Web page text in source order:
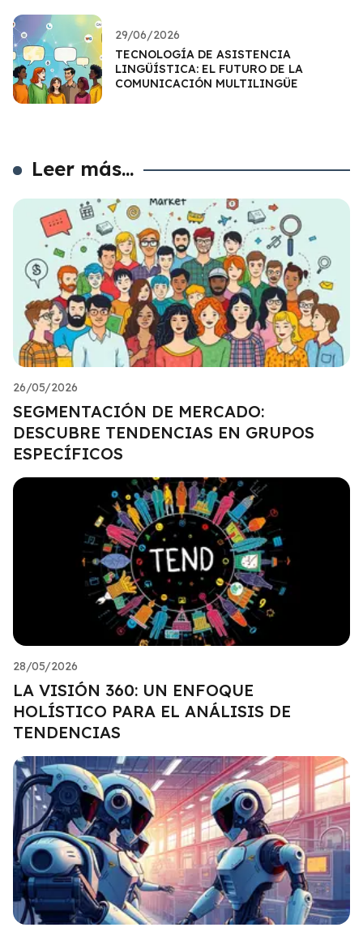
29/06/2026
TECNOLOGÍA DE ASISTENCIA
LINGÜÍSTICA: EL FUTURO DE LA
COMUNICACIÓN MULTILINGÜE
Leer más...
26/05/2026
SEGMENTACIÓN DE MERCADO:
DESCUBRE TENDENCIAS EN GRUPOS
ESPECÍFICOS
28/05/2026
LA VISIÓN 360: UN ENFOQUE
HOLÍSTICO PARA EL ANÁLISIS DE
TENDENCIAS